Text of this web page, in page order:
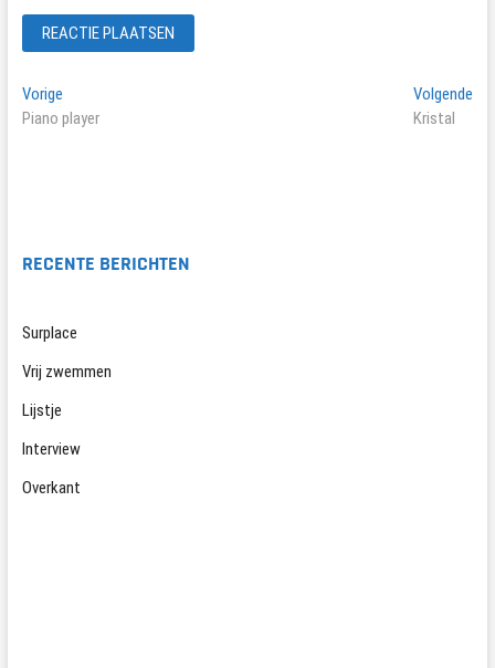
Bericht
navigatie
VorigeVorig
bericht:
Piano player
Volgende
Kristal
RECENTE BERICHTEN
Surplace
Vrij zwemmen
Lijstje
Interview
Overkant